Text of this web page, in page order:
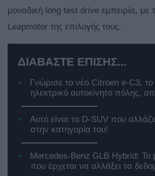
μοναδική long test drive εμπειρία, με
Leapmotor της επιλογής τους.
ΔΙΑΒΑΣΤΕ ΕΠΙΣΗΣ...
Γνώρισε το νέο Citroen e-C3,
ηλεκτρικό αυτοκίνητο πόλης,
Αυτό είναι το D-SUV που
στην κατηγορία του!
Mercedes-Benz GLB Hybrid: Το
που έρχεται να αλλάξει τα